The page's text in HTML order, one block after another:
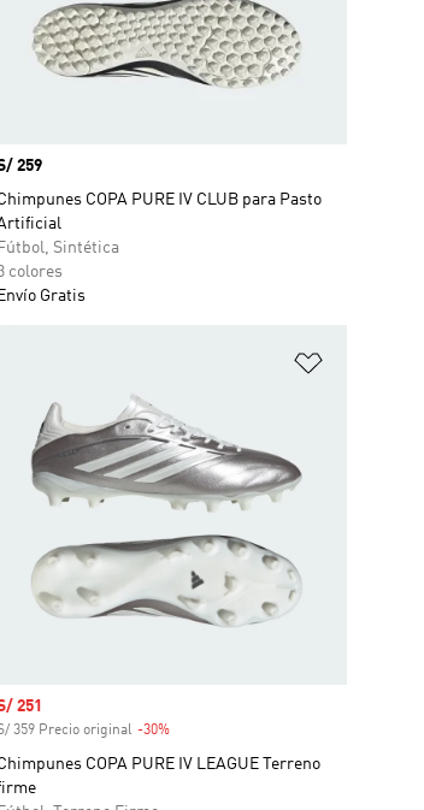
259
COPA PURE IV CLUB para Pasto
Fútbol, Sintética
colores
Envío Gratis
de venta
251
359 Precio original -30%Descuento
COPA PURE IV LEAGUE Terreno